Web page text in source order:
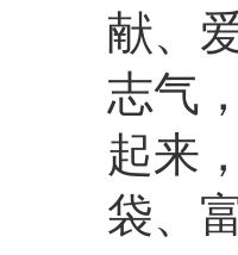
献、
志气
起来
袋、